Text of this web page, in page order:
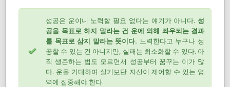
성공은 운이니 노력할 필요 없다는 얘기가 아니다. 성
공을 목표로 하지 말라는 건 운에 의해 좌우되는 결과
를 목표로 삼지 말라는 뜻이다. 노력한다고 누구나 성
공할 수 있는 건 아니지만, 실패는 최소화할 수 있다. 아
직 생존하는 법도 모르면서 성공부터 꿈꾸는 이가 많
다. 운을 기대하며 살기보단 자신이 제어할 수 있는 영
역에 집중해야 한다.